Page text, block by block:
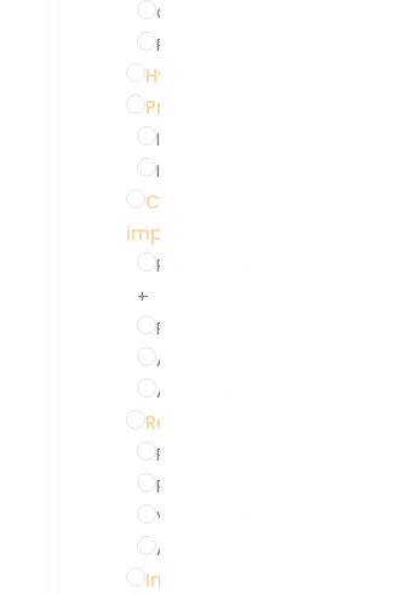
Otoscopes
Pinces et instruments
Hygiène et entretien
Prises d'empreintes
Injections au pistolet
Injections à la seringue
Consommables
imprimantes 3D
RapidShape Génération 1-2-
+
Prusa Medical One
Asiga
Autres accessoires
Résines d'impression 3D
Résines pour embouts durs
Résines moulage silicones
Vernis embouts durs
Accessoires et appareils
Injection PU souple